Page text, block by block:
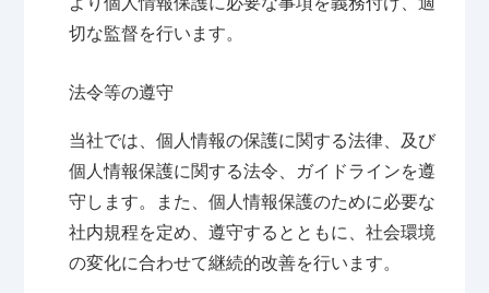
切な監督を行います。
法令等の遵守
当社では、個人情報の保護に関する法律、及び
個人情報保護に関する法令、ガイドラインを遵
守します。また、個人情報保護のために必要な
社内規程を定め、遵守するとともに、社会環境
の変化に合わせて継続的改善を行います。